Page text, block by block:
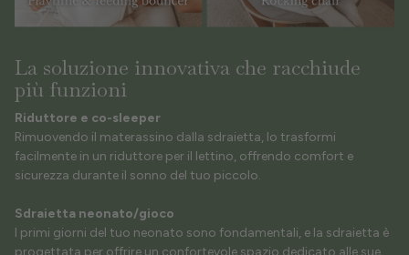
La soluzione innovativa che racchiude
più funzioni
Riduttore e co-sleeper
Rimuovendo il materassino dalla sdraietta, lo trasformi
facilmente in un riduttore per il lettino, offrendo comfort e
sicurezza durante il sonno del tuo piccolo.
Sdraietta neonato/gioco
I primi giorni del tuo neonato sono fondamentali, e la sdraietta è